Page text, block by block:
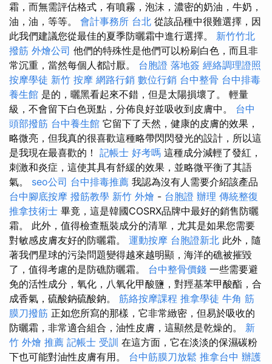
霜，而無需評估格式，有噴霧，泡沫，濃密的奶油，牛奶，
油，油，等等。 會計事務所 台北 從該品種中很難選擇，因
此我們建議您從最佳的夏季防曬霜中進行選擇。 新竹竹北
撥筋 外燴公司 他們的特殊性是他們可以粉刷白色，而且非
常沉重，當然每個人都討厭。 台胞證 落地簽 經絡調理證照
按摩學徒 新竹 按摩 網路行銷 數位行銷 台中整骨 台中排毒
養生館 是的，曬黑看起來不錯，但是太陽損壞了。 輕量
級，不會留下白色斑點，分佈良好並吸收到皮膚中。 台中
頭部撥筋 台中養生館 它留下了天然，健康的皮膚的效果，
略微亮，但我真的很喜歡這種略帶閃閃發光的設計，所以這
是我現在最喜歡的！ 記帳士 好考嗎 這種成分減輕了發紅，
刺激和炎症，這使其具有舒緩的效果，並略微平衡了其語
氣。 seo公司 台中排毒推薦 我認為沒有人需要介紹該產品
台中腳底按摩 撥筋教學 新竹 外燴 - 台胞證 辦理 傳統整復
推拿技術士 畢竟，這是韓國COSRX品牌中最好的銷售防曬
霜。 此外，值得檢查瓶裝成分的清單，尤其是如果您需要
對敏感皮膚友好的防曬霜。 運動按摩 台胞證新北 此外，隨
著我​​們星球的污染問題變得越來越明顯，海洋的礁被摧毀
了，值得考慮的是防礁防曬霜。 台中整骨價錢 一些需要避
免的活性成分，氧化，八氧化甲酸鹽，對羥基苯甲酸酯，合
成香氣，硫酸鈉硫酸鈉。 筋絡按摩課程 推拿學徒 牛角 筋
膜刀撥筋 正如您所寫的那樣，它非常緻密，但易於吸收的
防曬霜，非常適合組合，油性皮膚，這顯然是乾燥的。 新
竹 外燴 推薦 記帳士 受訓 在這方面，它在淡淡的保濕碳粉
下也可能對油性皮膚有用。 台中筋膜刀放鬆 推拿台中 辦護